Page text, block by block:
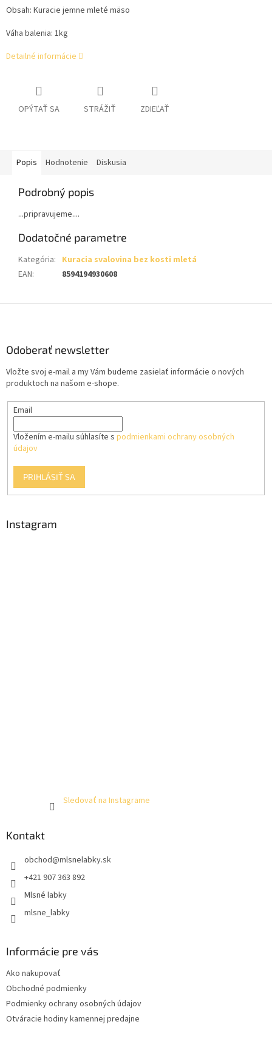
Obsah: Kuracie jemne mleté mäso
Váha balenia: 1kg
Detailné informácie
OPÝTAŤ SA STRÁŽIŤ ZDIEĽAŤ
Popis Hodnotenie Diskusia
Podrobný popis
...pripravujeme....
Dodatočné parametre
Kategória: Kuracia svalovina bez kosti mletá
EAN: 8594194930608
Odoberať newsletter
Vložte svoj e-mail a my Vám budeme zasielať informácie o nových
produktoch na našom e-shope.
Email
Vložením e-mailu súhlasíte s podmienkami ochrany osobných
údajov
PRIHLÁSIŤ SA
Instagram
Sledovať na Instagrame
Kontakt
obchod@mlsnelabky.sk
+421 907 363 892
Mlsné labky
mlsne_labky
Informácie pre vás
Ako nakupovať
Obchodné podmienky
Podmienky ochrany osobných údajov
Otváracie hodiny kamennej predajne